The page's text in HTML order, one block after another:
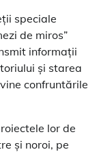
speciale
de miros”
informații
și starea
confruntările
lor de
și noroi, pe